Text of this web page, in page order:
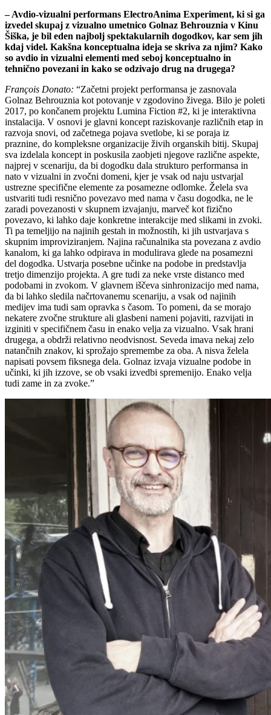
– Avdio-vizualni performans ElectroAnima Experiment, ki si ga
izvedel skupaj z vizualno umetnico Golnaz Behrouznia v Kinu
Šiška, je bil eden najbolj spektakularnih dogodkov, kar sem jih
kdaj videl. Kakšna konceptualna ideja se skriva za njim? Kako
so avdio in vizualni elementi med seboj konceptualno in
tehnično povezani in kako se odzivajo drug na drugega?
François Donato: “Začetni projekt performansa je zasnovala
Golnaz Behrouznia kot potovanje v zgodovino živega. Bilo je poleti
2017, po končanem projektu Lumina Fiction #2, ki je interaktivna
instalacija. V osnovi je glavni koncept raziskovanje različnih etap in
razvoja snovi, od začetnega pojava svetlobe, ki se poraja iz
praznine, do kompleksne organizacije živih organskih bitij. Skupaj
sva izdelala koncept in poskusila zaobjeti njegove različne aspekte,
najprej v scenariju, da bi dogodku dala strukturo performansa in
nato v vizualni in zvočni domeni, kjer je vsak od naju ustvarjal
ustrezne specifične elemente za posamezne odlomke. Želela sva
ustvariti tudi resnično povezavo med nama v času dogodka, ne le
zaradi povezanosti v skupnem izvajanju, marveč kot fizično
povezavo, ki lahko daje konkretne interakcije med slikami in zvoki.
Ti pa temeljijo na najinih gestah in možnostih, ki jih ustvarjava s
skupnim improviziranjem. Najina računalnika sta povezana z avdio
kanalom, ki ga lahko odpirava in modulirava glede na posamezni
del dogodka. Ustvarja posebne učinke na podobe in predstavlja
tretjo dimenzijo projekta. A gre tudi za neke vrste distanco med
podobami in zvokom. V glavnem iščeva sinhronizacijo med nama,
da bi lahko sledila načrtovanemu scenariju, a vsak od najinih
medijev ima tudi sam opravka s časom. To pomeni, da se morajo
nekatere zvočne strukture ali glasbeni nameni pojaviti, razvijati in
izginiti v specifičnem času in enako velja za vizualno. Vsak hrani
drugega, a obdrži relativno neodvisnost. Seveda imava nekaj zelo
natančnih znakov, ki sprožajo spremembe za oba. A nisva želela
napisati povsem fiksnega dela. Golnaz izvaja vizualne podobe in
učinki, ki jih izzove, se ob vsaki izvedbi spremenijo. Enako velja
tudi zame in za zvoke.”